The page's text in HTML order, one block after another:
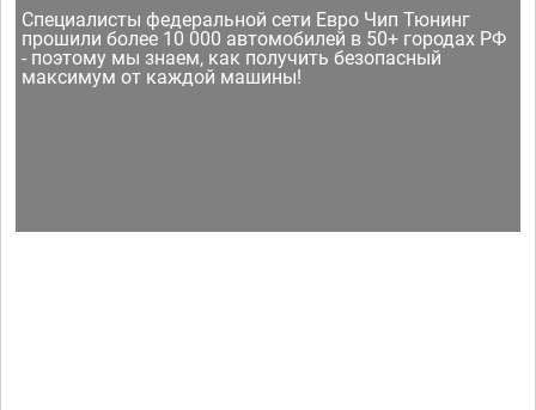
Специалисты федеральной сети Евро Чип Тюнинг
прошили более 10 000 автомобилей в 50+ городах РФ
- поэтому мы знаем, как получить безопасный
максимум от каждой машины!